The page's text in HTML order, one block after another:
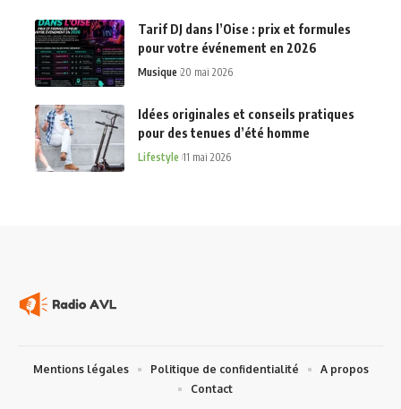
Tarif DJ dans l’Oise : prix et formules
pour votre événement en 2026
Musique 20 mai 2026
Idées originales et conseils pratiques
pour des tenues d’été homme
Lifestyle 11 mai 2026
Mentions légales Politique de confidentialité
A propos
Contact